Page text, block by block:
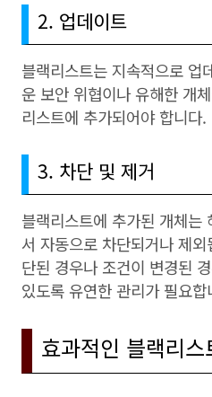
2. 업데이트
블랙리스트는 지속적으로 업
운 보안 위협이나 유해한 개
리스트에 추가되어야 합니다.
3. 차단 및 제거
블랙리스트에 추가된 개체는
서 자동으로 차단되거나 제
단된 경우나 조건이 변경된
있도록 유연한 관리가 필요합
효과적인 블랙리